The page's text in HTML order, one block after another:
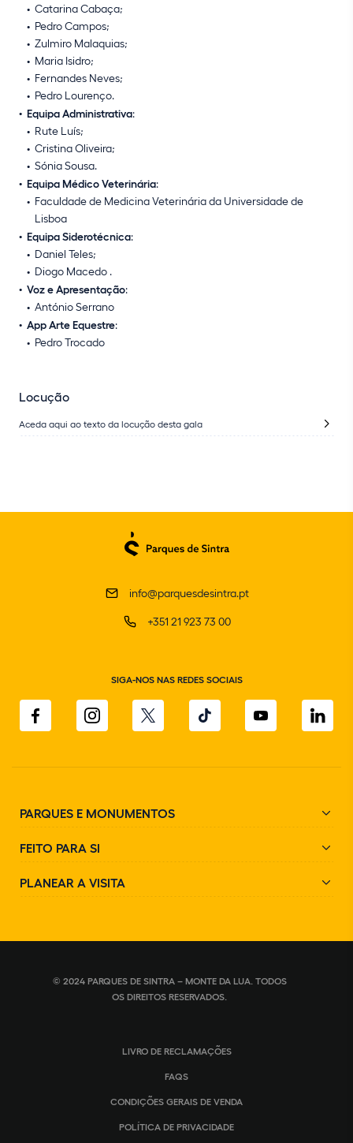
Catarina Cabaça;
Pedro Campos;
Zulmiro Malaquias;
Maria Isidro;
Fernandes Neves;
Pedro Lourenço.
Equipa Administrativa:
Rute Luís;
Cristina Oliveira;
Sónia Sousa.
Equipa Médico Veterinária:
Faculdade de Medicina Veterinária da Universidade de
Lisboa
Equipa Siderotécnica:
Daniel Teles;
Diogo Macedo .
Voz e Apresentação:
António Serrano
App Arte Equestre:
Pedro Trocado
Locução
Aceda aqui ao texto da locução desta gala
info@parquesdesintra.pt
+351 21 923 73 00
SIGA-NOS NAS REDES SOCIAIS
PARQUES E MONUMENTOS
FEITO PARA SI
PLANEAR A VISITA
© 2024 PARQUES DE SINTRA – MONTE DA LUA. TODOS
OS DIREITOS RESERVADOS.
LIVRO DE RECLAMAÇÕES
FAQS
CONDIÇÕES GERAIS DE VENDA
POLÍTICA DE PRIVACIDADE